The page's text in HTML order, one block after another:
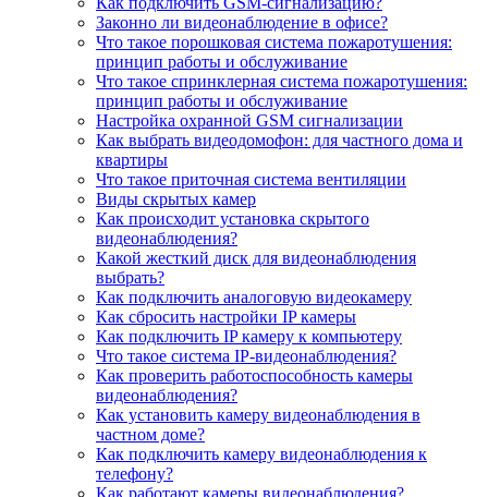
Законно ли видеонаблюдение в офисе?
Что такое порошковая система пожаротушения:
принцип работы и обслуживание
Что такое спринклерная система пожаротушения:
принцип работы и обслуживание
Настройка охранной GSM сигнализации
Как выбрать видеодомофон: для частного дома и
квартиры
Что такое приточная система вентиляции
Виды скрытых камер
Как происходит установка скрытого
видеонаблюдения?
Какой жесткий диск для видеонаблюдения
выбрать?
Как подключить аналоговую видеокамеру
Как сбросить настройки IP камеры
Как подключить IP камеру к компьютеру
Что такое система IP-видеонаблюдения?
Как проверить работоспособность камеры
видеонаблюдения?
Как установить камеру видеонаблюдения в
частном доме?
Как подключить камеру видеонаблюдения к
телефону?
Как работают камеры видеонаблюдения?